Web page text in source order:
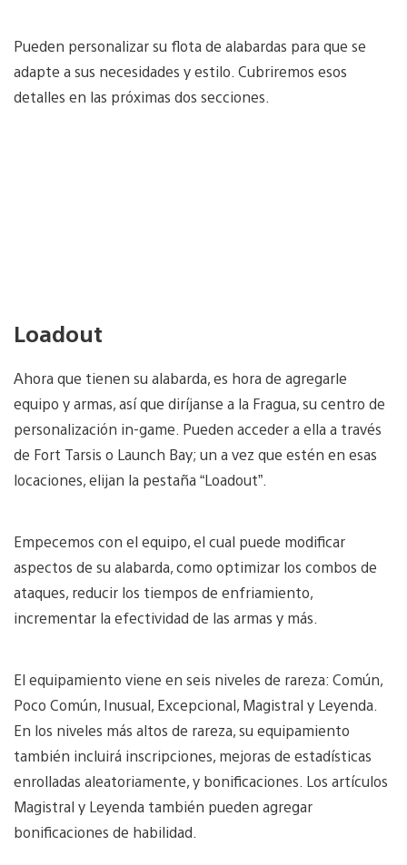
Pueden personalizar su flota de alabardas para que se
adapte a sus necesidades y estilo. Cubriremos esos
detalles en las próximas dos secciones.
Loadout
Ahora que tienen su alabarda, es hora de agregarle
equipo y armas, así que diríjanse a la Fragua, su centro de
personalización in-game. Pueden acceder a ella a través
de Fort Tarsis o Launch Bay; un a vez que estén en esas
locaciones, elijan la pestaña “Loadout”.
Empecemos con el equipo, el cual puede modificar
aspectos de su alabarda, como optimizar los combos de
ataques, reducir los tiempos de enfriamiento,
incrementar la efectividad de las armas y más.
El equipamiento viene en seis niveles de rareza: Común,
Poco Común, Inusual, Excepcional, Magistral y Leyenda.
En los niveles más altos de rareza, su equipamiento
también incluirá inscripciones, mejoras de estadísticas
enrolladas aleatoriamente, y bonificaciones. Los artículos
Magistral y Leyenda también pueden agregar
bonificaciones de habilidad.